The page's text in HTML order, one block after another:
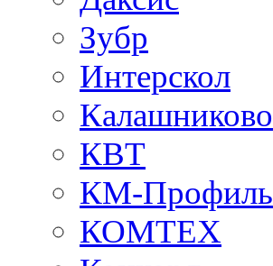
Зубр
Интерскол
Калашниково
КВТ
КМ-Профиль
КОМТЕХ